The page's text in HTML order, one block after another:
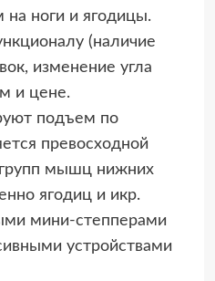
ноги и ягодицы.
(наличие
изменение угла
и цене.
подъем по
превосходной
мышц нижних
ягодиц и икр.
мини-степперами
устройствами